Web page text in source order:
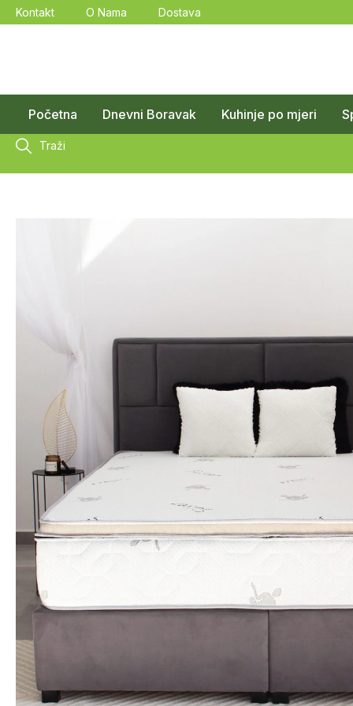
Kontakt O Nama Dostava
Početna Dnevni Boravak Kuhinje po mjeri
Traži